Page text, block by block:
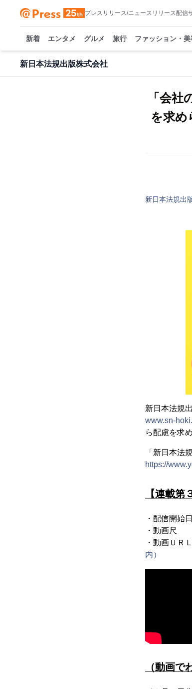
プレスリリース/ニュースリリース配信
新着 エンタメ グルメ 旅行 ファッション・美
新日本法規出版株式会社
「会
を求め
新日本法規出
新日本法規
www.sn-
ら配慮を求
「新日本法
https://
【連載第
・配信開始
・動画尺
・動画ＵＲ
内）
（動画